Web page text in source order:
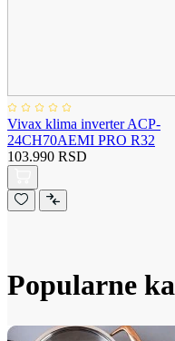
Vivax klima inverter ACP-
24CH70AEMI PRO R32
103.990 RSD
Popularne